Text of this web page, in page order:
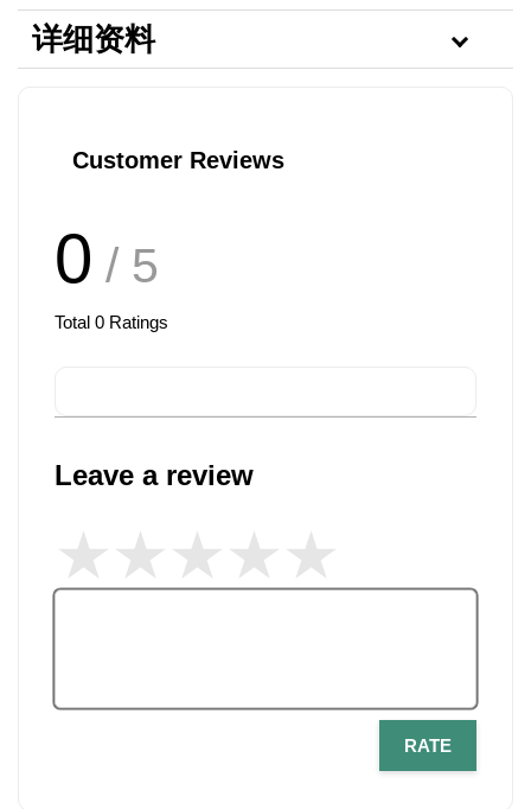
详细资料
Customer Reviews
0 / 5
Total 0 Ratings
Leave a review
RATE